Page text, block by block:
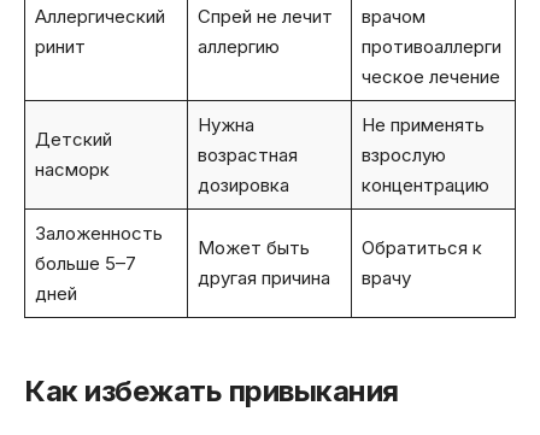
Аллергический
ринит
Спрей не лечит
аллергию
врачом
противоаллерги
ческое лечение
Детский
насморк
Нужна
возрастная
дозировка
Не применять
взрослую
концентрацию
Заложенность
больше 5–7
дней
Может быть
другая причина
Обратиться к
врачу
Как избежать привыкания